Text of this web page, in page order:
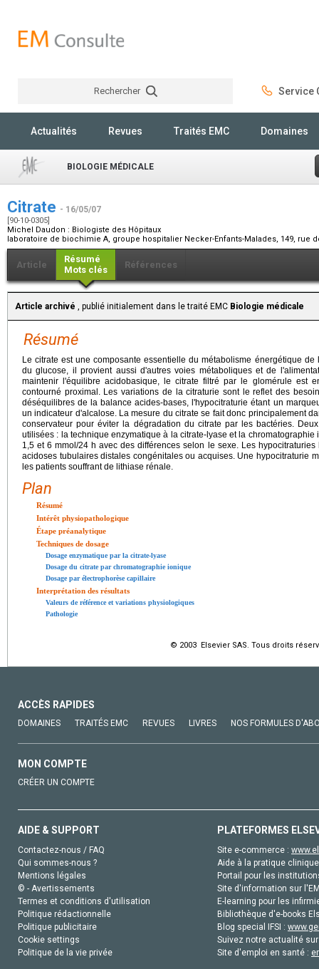
Rechercher Service
Actualités Revues Traités EMC Domaines
BIOLOGIE MÉDICALE
Citrate - 16/05/07
[90-10-0305]
Michel Daudon : Biologiste des Hôpitaux
laboratoire de biochimie A, groupe hospitalier Necker-Enfants-Malades, 149, rue
Article
Résumé
Mots clés
Références
Article archivé , publié initialement dans le traité EMC Biologie médicale
Résumé
Le citrate est une composante essentielle du métabolisme énergétique
du glucose, il provient aussi d'autres voies métaboliques et de
maintenir l'équilibre acidobasique, le citrate filtré par le glomérule est
contourné proximal. Les variations de la citraturie sont le reflet des
déséquilibres de la balance acides-bases, l'hypocitraturie étant un
un indicateur d'alcalose. La mesure du citrate se fait donc principalement
conservateur pour éviter la dégradation du citrate par les bactéries.
utilisées : la technique enzymatique à la citrate-lyase et la
1,5 et 6 mmol/24 h avec des différences selon le sexe. Les
acidoses tubulaires distales congénitales ou acquises. Une hypocitraturie
les patients souffrant de lithiase rénale.
Plan
Résumé
Intérêt physiopathologique
Étape préanalytique
Techniques de dosage
Dosage enzymatique par la citrate-lyase
Dosage du citrate par chromatographie ionique
Dosage par électrophorèse capillaire
Interprétation des résultats
Valeurs de référence et variations physiologiques
Pathologie
© 2003 Elsevier SAS. Tous droits
ACCÈS RAPIDES
DOMAINES TRAITÉS EMC REVUES LIVRES NOS FORMULES
MON COMPTE
CRÉER UN COMPTE
AIDE & SUPPORT
Contactez-nous / FAQ
Qui sommes-nous ?
Mentions légales
© - Avertissements
Termes et conditions d'utilisation
Politique rédactionnelle
Politique publicitaire
Cookie settings
Politique de la vie privée
PLATEFORMES
Site e-commerce :
Aide à la pratique
Portail pour les
Site d'information sur
E-learning pour les
Bibliothèque d'e-books
Blog special IFSI :
Suivez notre actualité
Site d'emploi en santé :